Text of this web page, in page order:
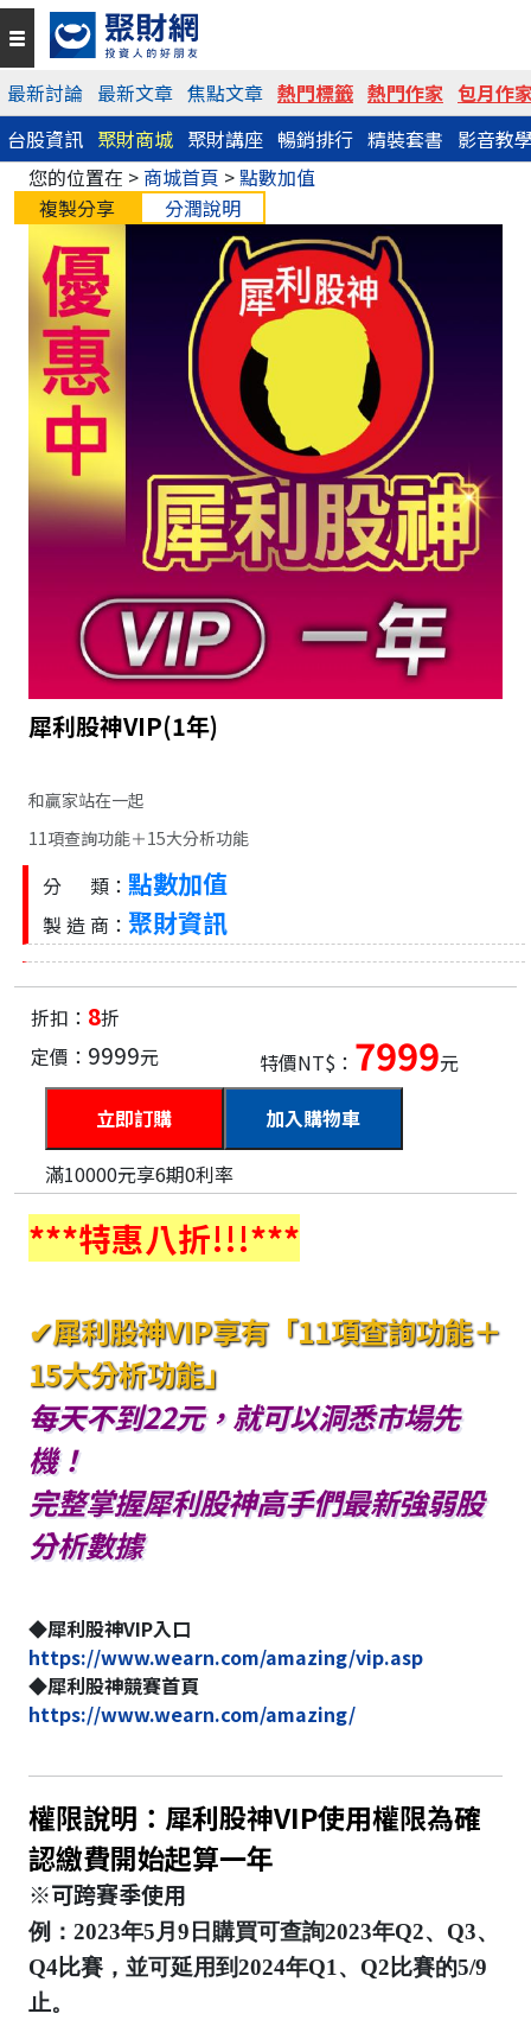
最新討論 最新文章 焦點文章 熱門標籤 熱門作家 包月作
台股資訊 聚財商城 聚財講座 暢銷排行 精裝套書 影音教
您的位置在 > 商城首頁 >點數加值
複製分享
分潤說明
犀利股神VIP(1年)
和贏家站在一起
11項查詢功能＋15大分析功能
分 類： 點數加值
製 造 商： 聚財資訊
折扣： 8折
定價： 9999元 特價NT$： 7999元
加入購物車
滿10000元享6期0利率
***特惠八折!!!***
✔犀利股神VIP享有「11項查詢功能＋
15大分析功能」
每天不到22元，就可以洞悉市場先
機！
完整掌握犀利股神高手們最新強弱股
分析數據
◆犀利股神VIP入口
https://www.wearn.com/amazing/vip.asp
◆犀利股神競賽首頁
https://www.wearn.com/amazing/
權限說明：犀利股神VIP使用權限為確
認繳費開始起算一年
※可跨賽季使用
例：2023年5月9日購買可查詢2023年Q2、Q3、
Q4比賽，並可延用到2024年Q1、Q2比賽的5/9
止。